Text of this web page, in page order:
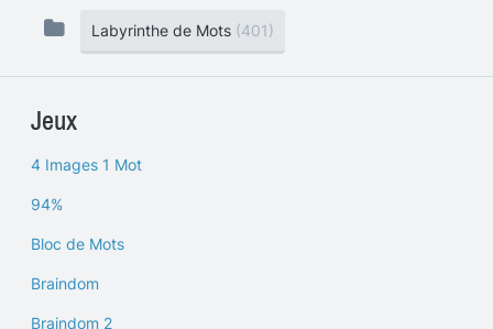
Labyrinthe de Mots (401)
Jeux
4 Images 1 Mot
94%
Bloc de Mots
Braindom
Braindom 2